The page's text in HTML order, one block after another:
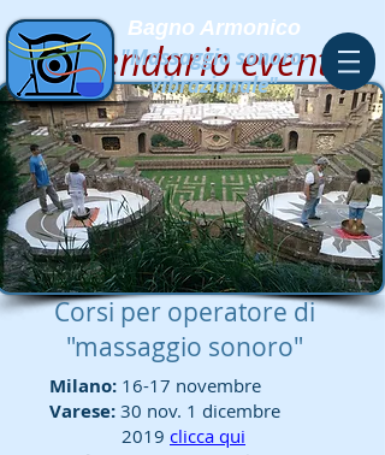
Bagno Armonico
"Massaggio sonoro-
vibrazionale"
Calendario eventi
Corsi per operatore di
"massaggio sonoro"
Milano: 16-17 novembre
Varese: 30 nov. 1 dicembre
2019 clicca qui